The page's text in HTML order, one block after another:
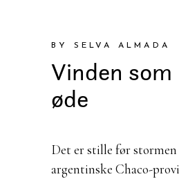
BY SELVA ALMADA
Vinden som
øde
Det er stille før stormen
argentinske Chaco-